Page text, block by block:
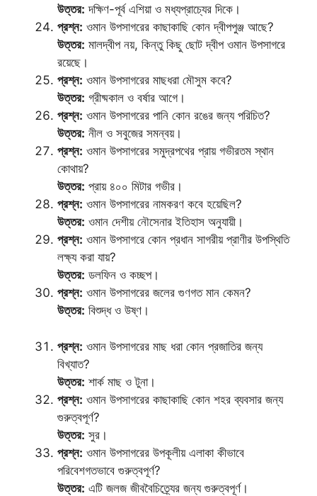
উত্তর: দক্ষিণ-পূর্ব এশিয়া ও মধ্যপ্রাচ্যের দিকে।
প্রশ্ন: ওমান উপসাগরের কাছাকাছি কোন দ্বীপপুঞ্জ আছে?
উত্তর: মালদ্বীপ নয়, কিন্তু কিছু ছোট দ্বীপ ওমান উপসাগরে
রয়েছে।
প্রশ্ন: ওমান উপসাগরের মাছধরা মৌসুম কবে?
উত্তর: গ্রীষ্মকাল ও বর্ষার আগে।
প্রশ্ন: ওমান উপসাগরের পানি কোন রঙের জন্য পরিচিত?
উত্তর: নীল ও সবুজের সমন্বয়।
প্রশ্ন: ওমান উপসাগরের সমুদ্রপথের প্রায় গভীরতম স্থান
কোথায়?
উত্তর: প্রায় ৪০০ মিটার গভীর।
প্রশ্ন: ওমান উপসাগরের নামকরণ কবে হয়েছিল?
উত্তর: ওমান দেশীয় নৌসেনার ইতিহাস অনুযায়ী।
প্রশ্ন: ওমান উপসাগরে কোন প্রধান সাগরীয় প্রাণীর উপস্থিতি
লক্ষ্য করা যায়?
উত্তর: ডলফিন ও কচ্ছপ।
প্রশ্ন: ওমান উপসাগরের জলের গুণগত মান কেমন?
উত্তর: বিশুদ্ধ ও উষ্ণ।
প্রশ্ন: ওমান উপসাগরের মাছ ধরা কোন প্রজাতির জন্য
বিখ্যাত?
উত্তর: শার্ক মাছ ও টুনা।
প্রশ্ন: ওমান উপসাগরের কাছাকাছি কোন শহর ব্যবসার জন্য
গুরুত্বপূর্ণ?
উত্তর: সুর।
প্রশ্ন: ওমান উপসাগরের উপকূলীয় এলাকা কীভাবে
পরিবেশগতভাবে গুরুত্বপূর্ণ?
উত্তর: এটি জলজ জীববৈচিত্র্যের জন্য গুরুত্বপূর্ণ।